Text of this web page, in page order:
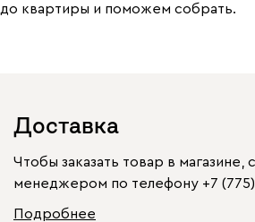
до квартиры и поможем собрать.
Доставка
Чтобы заказать товар в магазине,
менеджером по телефону +7
Подробнее